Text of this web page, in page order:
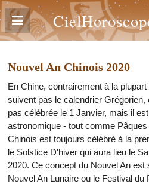
Nouvel An Chinois 2020
En Chine, contrairement à la
suivent pas le calendrier Grégorien,
pas célébrée le 1 Janvier, mais il
astronomique - tout comme
Chinois est toujours célébré à la
le Solstice D'hiver qui aura lieu le
2020. Ce concept du Nouvel An
Nouvel An Lunaire ou le Festival